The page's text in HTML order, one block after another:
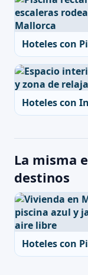
Hoteles con
Hoteles con
La misma
destinos
Hoteles con